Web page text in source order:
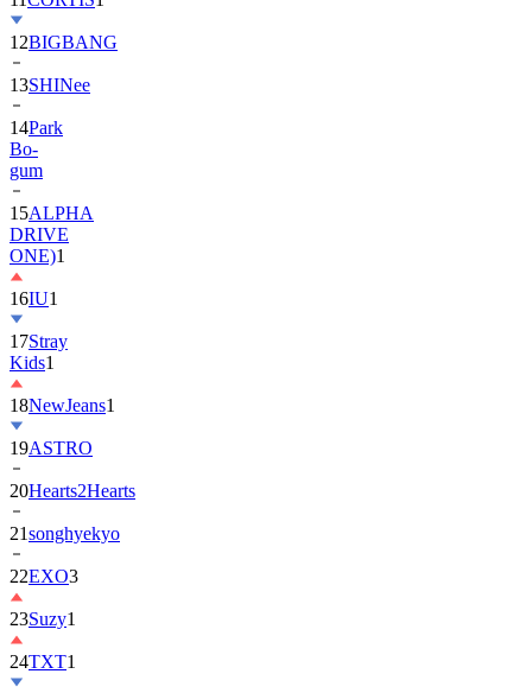
13SHINee
14Park
Bo-
gum
15ALPHA
DRIVE
ONE)1
16IU1
17Stray
Kids
18NewJeans
19ASTRO
20Hearts2Hearts
21songhyekyo
22EXO3
23Suzy1
24TXT1
25IDID1